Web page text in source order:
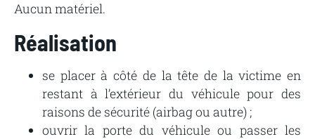
Aucun matériel.
Réalisation
se placer à côté de la tête de la victime en
restant à l’extérieur du véhicule pour des
raisons desécurité (airbagou autre) ;
ouvrir la porte du véhicule ou passer les